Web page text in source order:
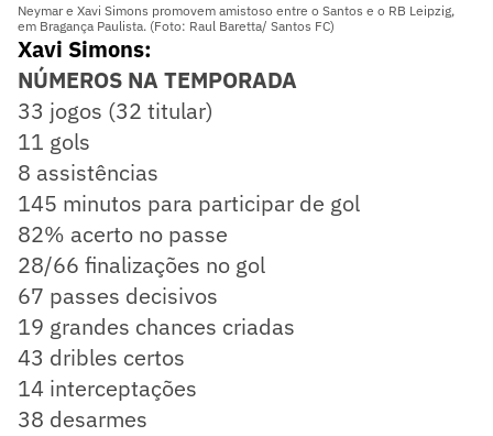
Neymar e Xavi Simons promovem amistoso entre o Santos e o RB Leipzig,
em Bragança Paulista. (Foto: Raul Baretta/ Santos FC)
Xavi Simons:
NÚMEROS NA TEMPORADA
33 jogos (32 titular)
11 gols
8 assistências
145 minutos para participar de gol
82% acerto no passe
28/66 finalizações no gol
67 passes decisivos
19 grandes chances criadas
43 dribles certos
14 interceptações
38 desarmes